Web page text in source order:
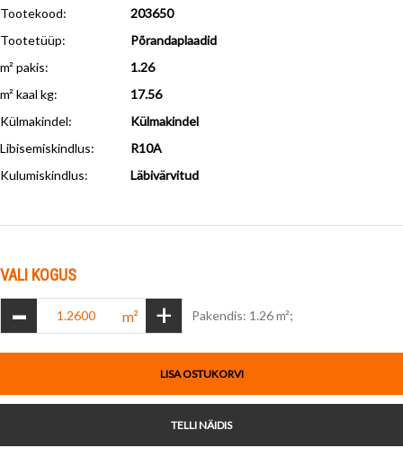
Tootekood:
203650
Tootetüüp:
Põrandaplaadid
m² pakis:
1.26
m² kaal kg:
17.56
Külmakindel:
Külmakindel
Libisemiskindlus:
R10A
Kulumiskindlus: Läbivärvitud
VALI KOGUS
- m² + Pakendis: 1.26 m²;
LISA OSTUKORVI
TELLI NÄIDIS